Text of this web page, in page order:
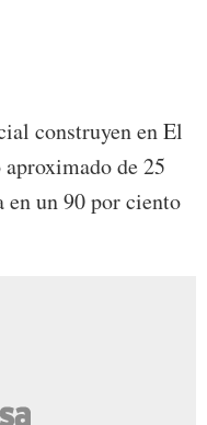
construyen en El
de 25
en un 90 por ciento